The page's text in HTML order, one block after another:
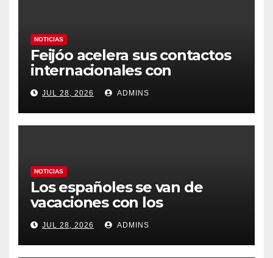
NOTICIAS
Feijóo acelera sus contactos
internacionales con
Latinoamérica como socio
prioritario en su agenda de
gobierno
JUL 28, 2026 ADMINS
NOTICIAS
Los españoles se van de
vacaciones con los
carburantes hasta un 21%
más caros que el año pasado
y los hoteles disparados
JUL 28, 2026 ADMINS